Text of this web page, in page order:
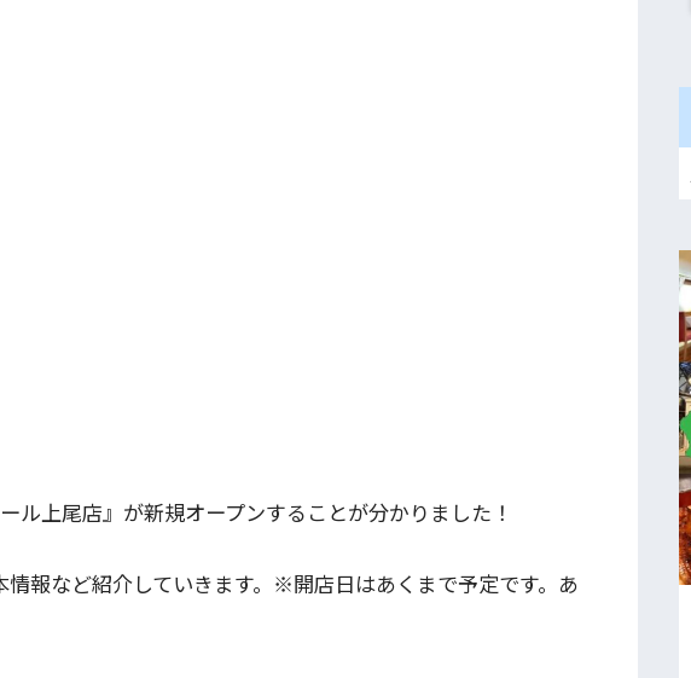
ル上尾店』が新規オープンすることが分かりました！
情報など紹介していきます。※開店日はあくまで予定です。あ